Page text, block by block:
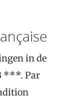
in de
***. Par